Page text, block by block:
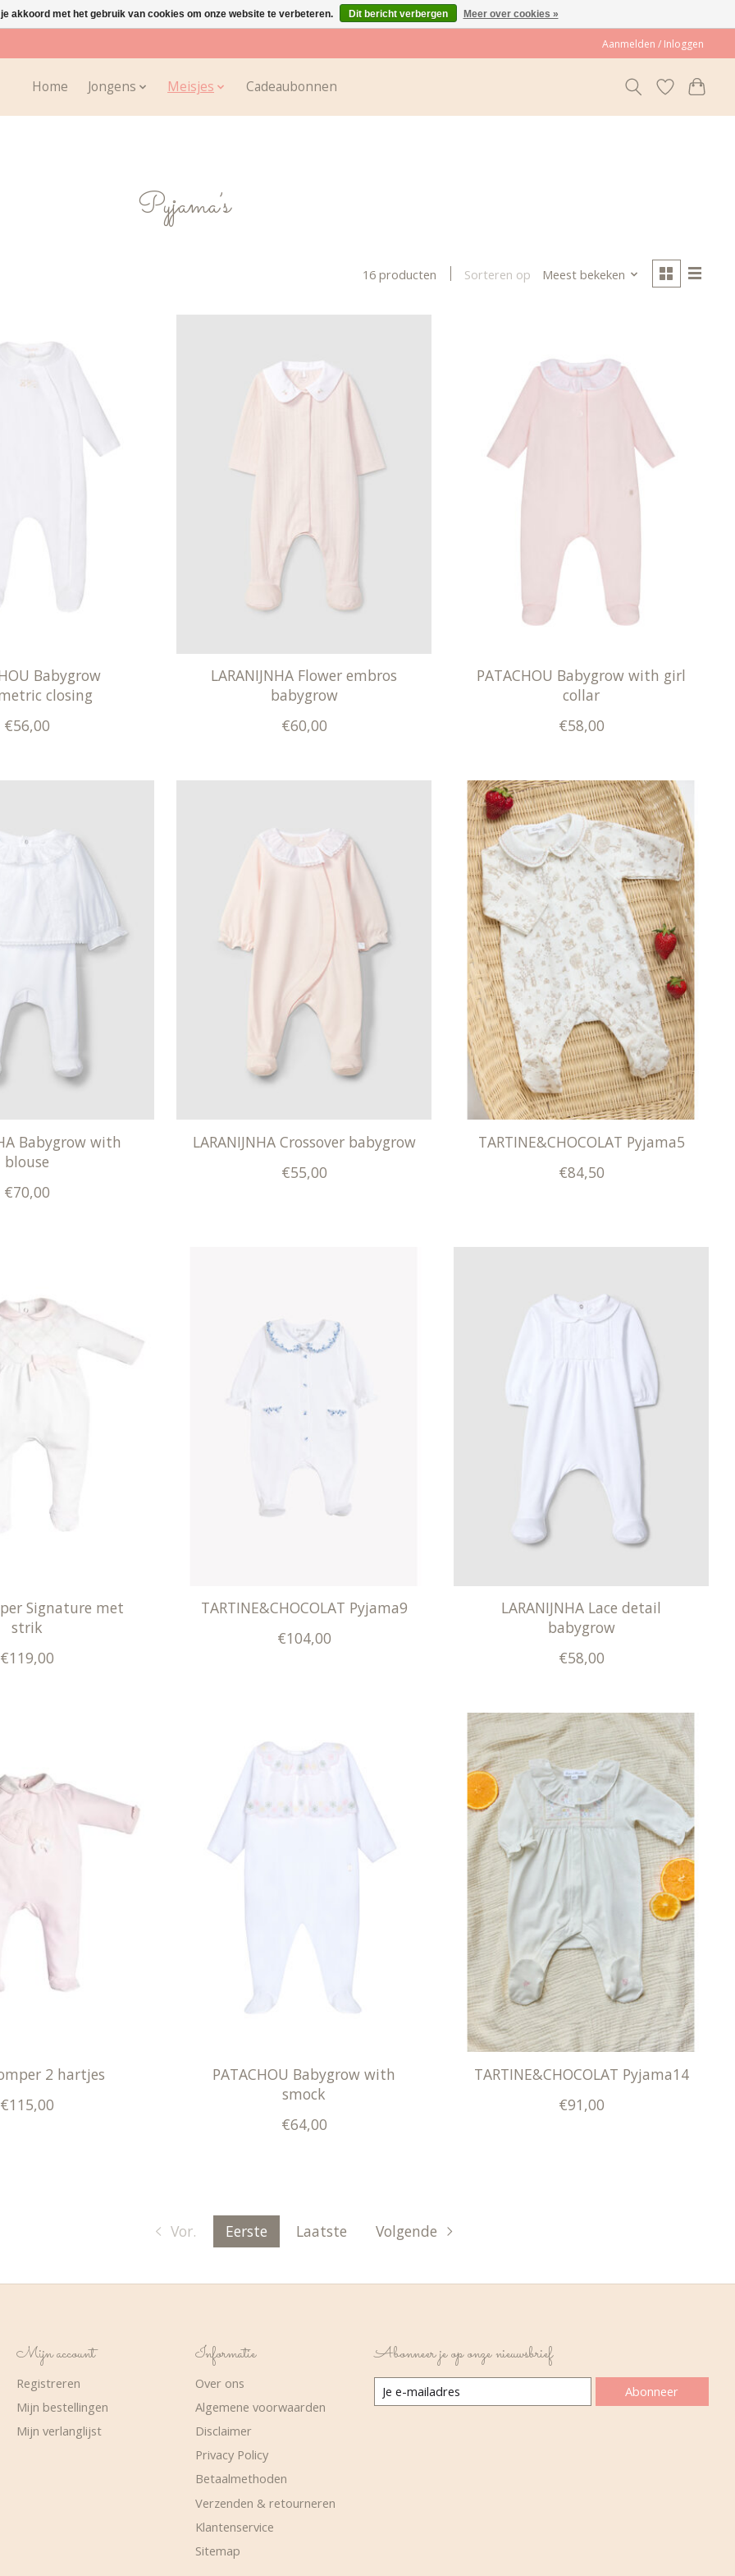
Aanmelden / Inloggen
Home Jongens Meisjes Cadeaubonnen
Pyjama’s
16 producten Sorteren op Meest bekeken
Babygrow
closing
€56,00
LARANIJNHA Flower embros
babygrow
€60,00
PATACHOU Babygrow with girl
collar
€58,00
Babygrow with
blouse
€70,00
LARANIJNHA Crossover babygrow
€55,00
TARTINE&CHOCOLAT Pyjama5
€84,50
Signature met
strik
€119,00
TARTINE&CHOCOLAT Pyjama9
€104,00
LARANIJNHA Lace detail
babygrow
€58,00
2 hartjes
€115,00
PATACHOU Babygrow with
smock
€64,00
TARTINE&CHOCOLAT Pyjama14
€91,00
Vor. Eerste Laatste Volgende
Mijn account
Registreren
Mijn bestellingen
Mijn verlanglijst
Informatie
Over ons
Algemene voorwaarden
Disclaimer
Privacy Policy
Betaalmethoden
Verzenden & retourneren
Klantenservice
Sitemap
Abonneer je op onze nieuwsbrief
Abonneer
akkoord met het gebruik van cookies om onze website te verbeteren. Dit bericht verbergen Meer over cookies »